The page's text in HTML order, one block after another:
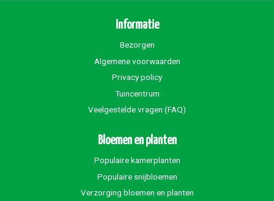
Informatie
Bezorgen
Algemene voorwaarden
Privacy policy
Tuincentrum
Veelgestelde vragen (FAQ)
Bloemen en planten
Populaire kamerplanten
Populaire snijbloemen
Verzorging bloemen en planten